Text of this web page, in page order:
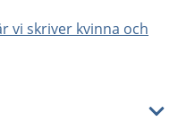
vi skriver kvinna och